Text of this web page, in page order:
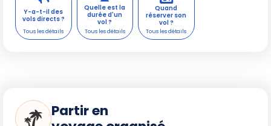
Y-a-t-il des
vols directs ?
Quelle est la
durée d'un
vol ?
Quand
réserver son
vol ?
Partir en